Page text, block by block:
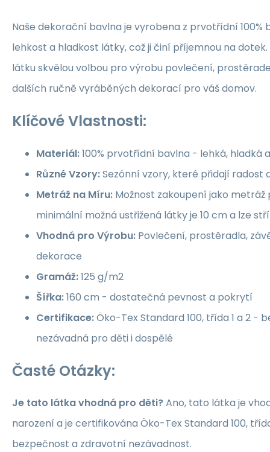
Naše dekorační bavlna je vyrobena z prvotřídní 100%
lehkost a hladkost látky, což ji činí příjemnou na
látku skvělou volbou pro výrobu povlečení,
dalších ručně vyráběných dekorací pro váš domov.
Klíčové Vlastnosti:
Materiál:100% prvotřídní bavlna - lehká, hladká
Různé Vzory:Sezónní vzory, které přidají radost
Metráž na Míru: Možnost zakoupení jako
minimální možná ustřižená látky je 10 cm a lze
Vhodná pro Výrobu: Povlečení, prostěradla,
dekorace
Gramáž:125 g/m2
Šířka:160 cm - dostatečná pevnost a pokrytí
Certifikace:Öko-Tex Standard 100, třída 1 a 2 -
nezávadná pro děti i dospělé
Časté Otázky:
Je tato látka vhodná pro děti?Ano, tato látka je
narození a je certifikována Öko-Tex Standard 100,
bezpečnost a zdravotní nezávadnost.